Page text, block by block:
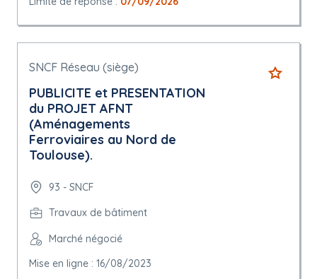
SNCF Réseau (siège)
PUBLICITE et PRESENTATION
du PROJET AFNT
(Aménagements
Ferroviaires au Nord de
Toulouse).
93 - SNCF
Travaux de bâtiment
Marché négocié
Mise en ligne : 16/08/2023